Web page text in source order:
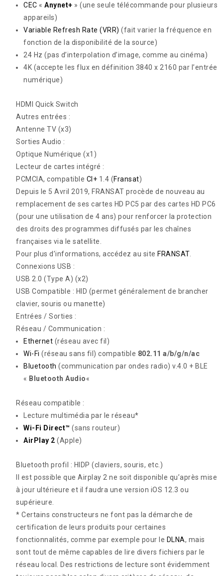
CEC «Anynet+ »(une seule télécommande pour plusieurs
appareils)
Variable Refresh Rate (VRR) (fait varier la fréquence en
fonction de la disponibilité de la source)
24 Hz(pas d’interpolation d’image, comme au cinéma)
4K (accepte les flux en définition 3840 x 2160 par l’entrée
numérique)
HDMI Quick Switch
Autres entrées :
Antenne TV (x3)
Sorties Audio :
Optique Numérique (x1)
Lecteur de cartes intégré :
PCMCIA, compatible CI+ 1.4 (Fransat)
Depuis le 5 Avril 2019, FRANSAT procède de nouveau au
remplacement de ses cartes HD PC5 par des cartes HD PC6
(pour une utilisation de 4 ans) pour renforcer la protection
des droits des programmes diffusés par les chaînes
françaises via le satellite.
Pour plus d’informations, accédez au site FRANSAT.
Connexions USB :
USB 2.0 (Type A) (x2)
USB Compatible : HID (permet généralement de brancher
clavier, souris ou manette)
Entrées / Sorties :
Réseau / Communication :
Ethernet (réseau avec fil)
Wi-Fi (réseau sans fil) compatible 802.11 a/b/g/n/ac
Bluetooth (communication par ondes radio) v.4.0 + BLE
« Bluetooth Audio«
Réseau compatible :
Lecture multimédia par le réseau*
Wi-Fi Direct™ (sans routeur)
AirPlay 2 (Apple)
Bluetooth profil : HIDP(claviers, souris, etc.)
Il est possible que Airplay 2 ne soit disponible qu’après mise
à jour ultérieure et il faudra une version iOS 12.3 ou
supérieure.
* Certains constructeurs ne font pas la démarche de
certification de leurs produits pour certaines
fonctionnalités, comme par exemple pour le DLNA, mais
sont tout de même capables de lire divers fichiers par le
réseau local. Des restrictions de lecture sont évidemment